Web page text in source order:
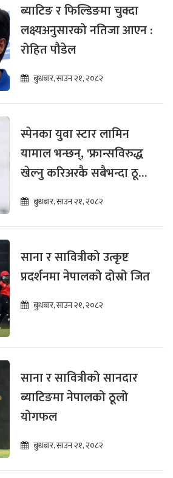
ब्याटिङ र फिल्डिङमा चुक्दा
लक्ष्यअनुसारको नतिजा आएन :
रोहित पौडेल
बुधबार, साउन २१, २०८२
स्पेनका युवा स्टार लामिन
यामाल भन्छन्, 'फ्रान्सविरुद्ध
खेल्नु करिअरकै सबैभन्दा ठूलो
चुनौती हो'
बुधबार, साउन २१, २०८२
साना र सावित्रीको उत्कृष्ट
प्रदर्शनमा नेपालको दोस्रो जित
बुधबार, साउन २१, २०८२
साना र सावित्रीको सानदार
ब्याटिङमा नेपालको ठूलो
योगफल
बुधबार, साउन २१, २०८२